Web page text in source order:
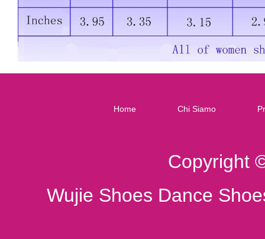
Home Chi Siamo
Copyright
Wujie Shoes Dance